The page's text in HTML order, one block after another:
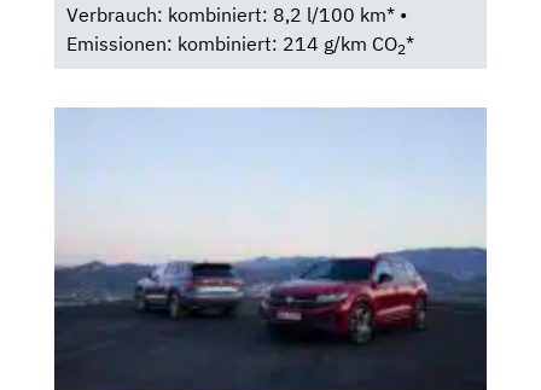
Verbrauch: kombiniert: 8,2 l/100 km* •
Emissionen: kombiniert: 214 g/km CO2*